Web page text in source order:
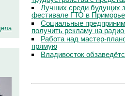
Лучших среди будущих
фестивале ГТО в Приморье
Социальные
получить рекламу на
Работа над мастер-
прямую
Владивосток